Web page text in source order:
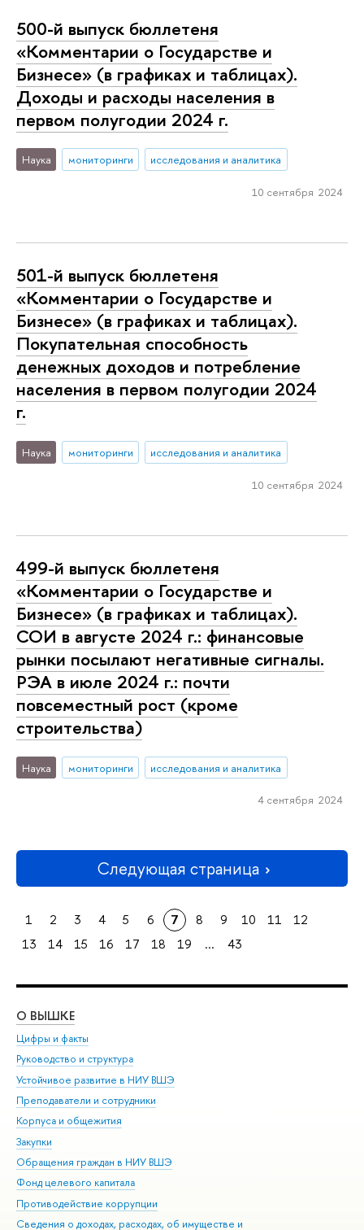
500-й выпуск бюллетеня
«Комментарии о Государстве и
Бизнесе» (в графиках и таблицах).
Доходы и расходы населения в
первом полугодии 2024 г.
Наука мониторинги исследования и аналитика
10 сентября 2024
501-й выпуск бюллетеня
«Комментарии о Государстве и
Бизнесе» (в графиках и таблицах).
Покупательная способность
денежных доходов и потребление
населения в первом полугодии 2024
г.
Наука мониторинги исследования и аналитика
10 сентября 2024
499-й выпуск бюллетеня
«Комментарии о Государстве и
Бизнесе» (в графиках и таблицах).
СОИ в августе 2024 г.: финансовые
рынки посылают негативные сигналы.
РЭА в июле 2024 г.: почти
повсеместный рост (кроме
строительства)
Наука мониторинги исследования и аналитика
4 сентября 2024
Следующая страница
1 2 3 4 5 6 7 8 9 10 11
12
13
14 15 16 17 18 19 ... 43
О ВЫШКЕ
Цифры и факты
Руководство и структура
Устойчивое развитие в НИУ ВШЭ
Преподаватели и сотрудники
Корпуса и общежития
Закупки
Обращения граждан в НИУ ВШЭ
Фонд целевого капитала
Противодействие коррупции
Сведения о доходах, расходах, об имуществе и